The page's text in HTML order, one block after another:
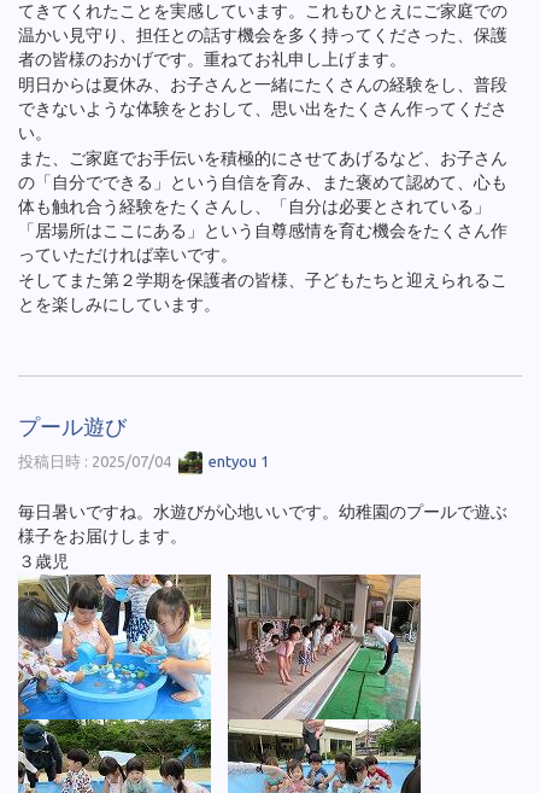
てきてくれたことを実感しています。これもひとえにご家庭での
温かい見守り、担任との話す機会を多く持ってくださった、保護
者の皆様のおかげです。重ねてお礼申し上げます。
明日からは夏休み、お子さんと一緒にたくさんの経験をし、普段
できないような体験をとおして、思い出をたくさん作ってくださ
い。
また、ご家庭でお手伝いを積極的にさせてあげるなど、お子さん
の「自分でできる」という自信を育み、また褒めて認めて、心も
体も触れ合う経験をたくさんし、「自分は必要とされている」
「居場所はここにある」という自尊感情を育む機会をたくさん作
っていただければ幸いです。
そしてまた第２学期を保護者の皆様、子どもたちと迎えられるこ
とを楽しみにしています。
プール遊び
投稿日時 : 2025/07/04 entyou 1
毎日暑いですね。水遊びが心地いいです。幼稚園のプールで遊ぶ
様子をお届けします。
３歳児